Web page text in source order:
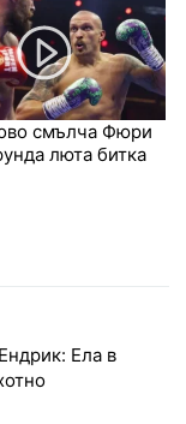
смълча Фюри
люта битка
Ела в